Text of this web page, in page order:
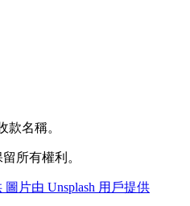
款名稱。
所有權利。
圖片由 Unsplash 用戶提供